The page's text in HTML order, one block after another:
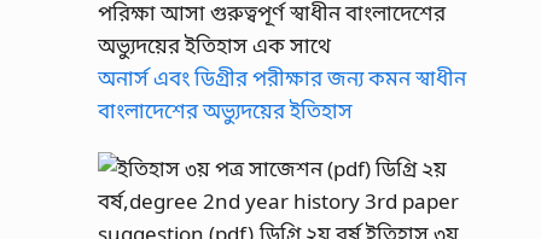
অনার্স এবং ডিগ্রীর পরীক্ষার জন্য কমন স্বাধীন
বাংলাদেশের অভ্যুদয়ের ইতিহাস